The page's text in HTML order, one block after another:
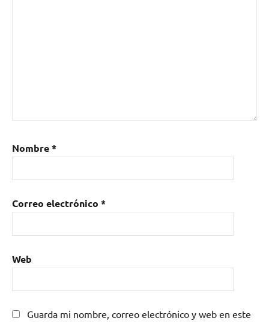
Nombre*
Correo electrónico *
Web
Guarda mi nombre, correo electrónico y web en este